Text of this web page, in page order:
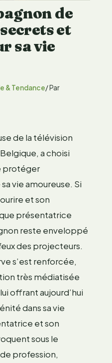
de
et
sa vie
& Tendance/ Par
de la télévision
a choisi
protéger
vie amoureuse. Si
et son
présentatrice
reste enveloppé
des projecteurs.
s’est renforcée,
très médiatisée
offrant aujourd’hui
dans sa vie
et son
sous le
profession,